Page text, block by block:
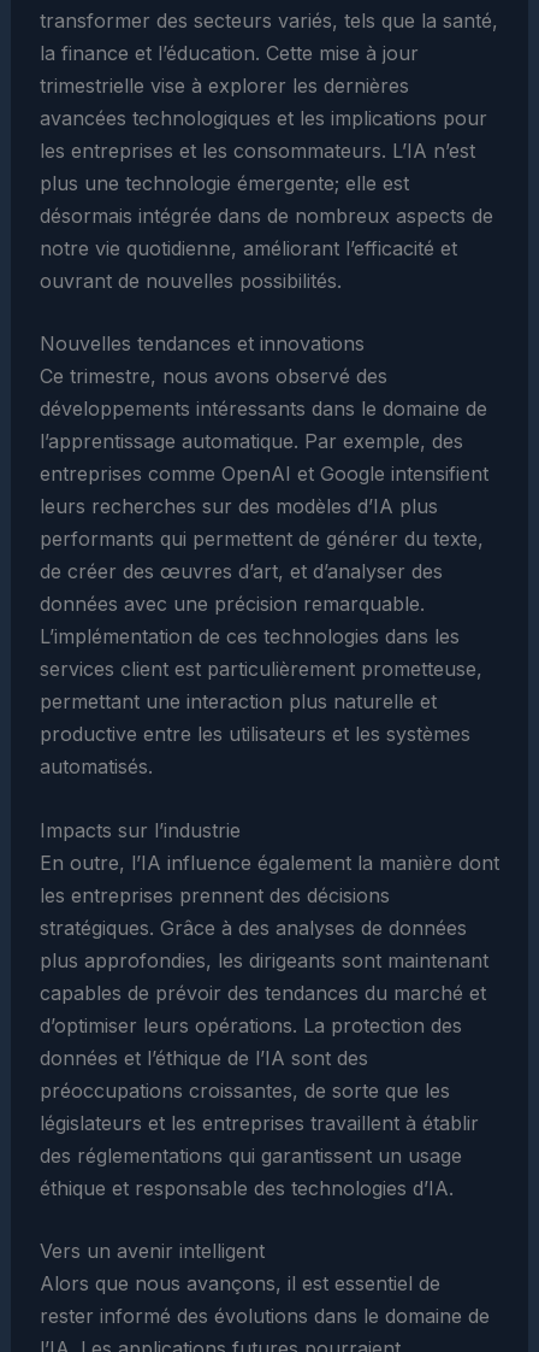
transformer des secteurs variés, tels que la santé,
la finance et l’éducation. Cette mise à jour
trimestrielle vise à explorer les dernières
avancées technologiques et les implications pour
les entreprises et les consommateurs. L’IA n’est
plus une technologie émergente; elle est
désormais intégrée dans de nombreux aspects de
notre vie quotidienne, améliorant l’efficacité et
ouvrant de nouvelles possibilités.
Nouvelles tendances et innovations
Ce trimestre, nous avons observé des
développements intéressants dans le domaine de
l’apprentissage automatique. Par exemple, des
entreprises comme OpenAI et Google intensifient
leurs recherches sur des modèles d’IA plus
performants qui permettent de générer du texte,
de créer des œuvres d’art, et d’analyser des
données avec une précision remarquable.
L’implémentation de ces technologies dans les
services client est particulièrement prometteuse,
permettant une interaction plus naturelle et
productive entre les utilisateurs et les systèmes
automatisés.
Impacts sur l’industrie
En outre, l’IA influence également la manière dont
les entreprises prennent des décisions
stratégiques. Grâce à des analyses de données
plus approfondies, les dirigeants sont maintenant
capables de prévoir des tendances du marché et
d’optimiser leurs opérations. La protection des
données et l’éthique de l’IA sont des
préoccupations croissantes, de sorte que les
législateurs et les entreprises travaillent à établir
des réglementations qui garantissent un usage
éthique et responsable des technologies d’IA.
Vers un avenir intelligent
Alors que nous avançons, il est essentiel de
rester informé des évolutions dans le domaine de